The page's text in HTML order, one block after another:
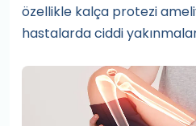
özellikle kalça protezi
hastalarda ciddi